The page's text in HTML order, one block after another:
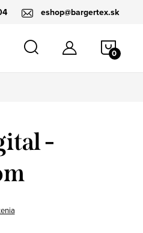
eshop@bargertex.sk
-